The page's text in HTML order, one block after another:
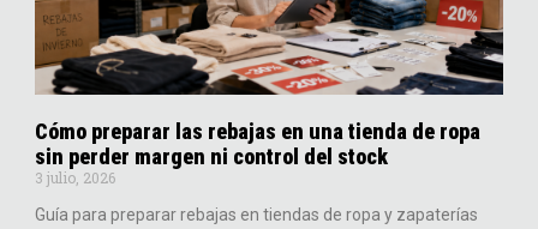
Cómo preparar las rebajas en una tienda de ropa
sin perder margen ni control del stock
3 julio, 2026
Guía para preparar rebajas en tiendas de ropa y zapaterías